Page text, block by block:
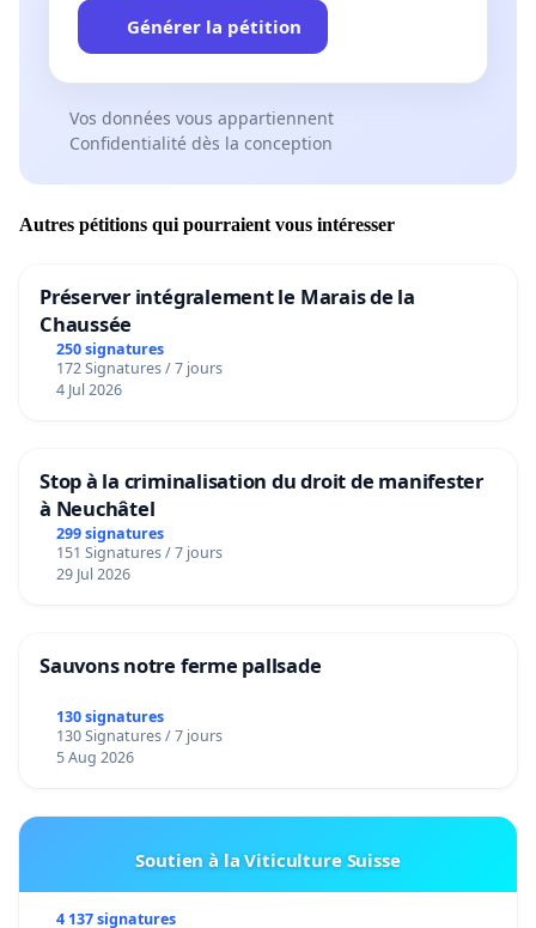
Générer la pétition
Vos données vous appartiennent
Confidentialité dès la conception
Autres pétitions qui pourraient vous intéresser
Préserver intégralement le Marais de la
Chaussée
250 signatures
172 Signatures / 7 jours
4 Jul 2026
Stop à la criminalisation du droit de manifester
à Neuchâtel
299 signatures
151 Signatures / 7 jours
29 Jul 2026
Sauvons notre ferme pallsade
130 signatures
130 Signatures / 7 jours
5 Aug 2026
Soutien à la Viticulture Suisse
4 137 signatures